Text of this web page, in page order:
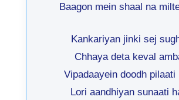
Baagon mein shaal na
Kankariyan jinki sej
Chhaya deta keval
Vipadaayein doodh pilaati
Lori aandhiyan sunaati